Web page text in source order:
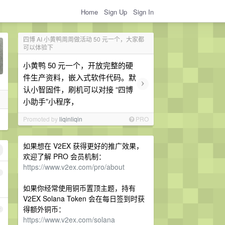
Home Sign Up Sign In
四博 AI 小黄鸭周周做活动 50 元一个，大家都
可以体验下
小黄鸭 50 元一个，开放完整的硬
件生产资料，嵌入式软件代码。默
认小智固件，刷机可以对接 “四博
小助手”小程序，
›
Promoted byliqinliqin PRO
如果想在 V2EX 获得更好的推广效果，
欢迎了解 PRO 会员机制：
https://www.v2ex.com/pro/about
如果你经常使用铜币置顶主题，持有
V2EX Solana Token 会在每日签到时获
得额外铜币：
https://www.v2ex.com/solana